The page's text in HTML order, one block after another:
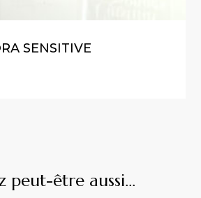
SENSITIVE
peut-être aussi…